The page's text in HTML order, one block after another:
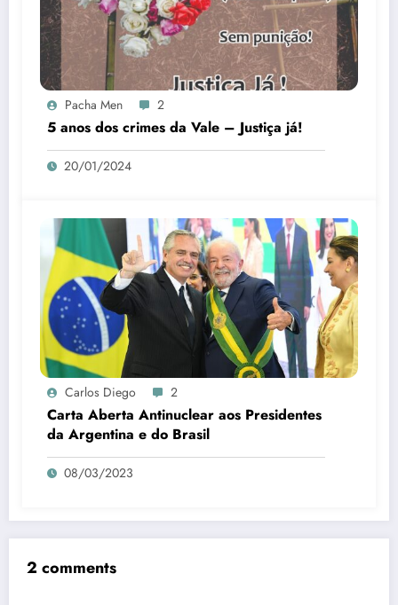
Pacha Men 2
5 anos dos crimes da Vale – Justiça já!
20/01/2024
Carlos Diego 2
Carta Aberta Antinuclear aos Presidentes
da Argentina e do Brasil
08/03/2023
2 comments